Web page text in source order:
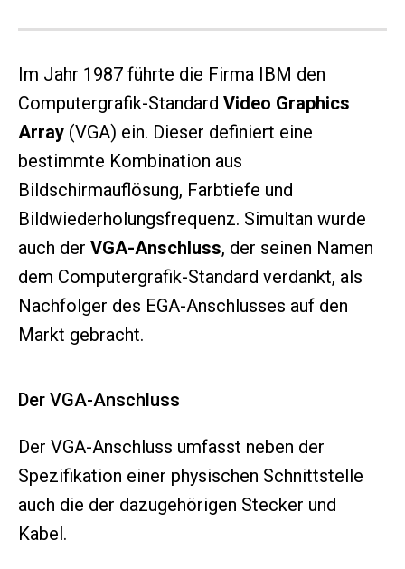
Im Jahr 1987 führte die Firma IBM den
Computergrafik-Standard Video Graphics
Array (VGA) ein. Dieser definiert eine
bestimmte Kombination aus
Bildschirmauflösung, Farbtiefe und
Bildwiederholungsfrequenz. Simultan wurde
auch der VGA-Anschluss, der seinen Namen
dem Computergrafik-Standard verdankt, als
Nachfolger des EGA-Anschlusses auf den
Markt gebracht.
Der VGA-Anschluss
Der VGA-Anschluss umfasst neben der
Spezifikation einer physischen Schnittstelle
auch die der dazugehörigen Stecker und
Kabel.